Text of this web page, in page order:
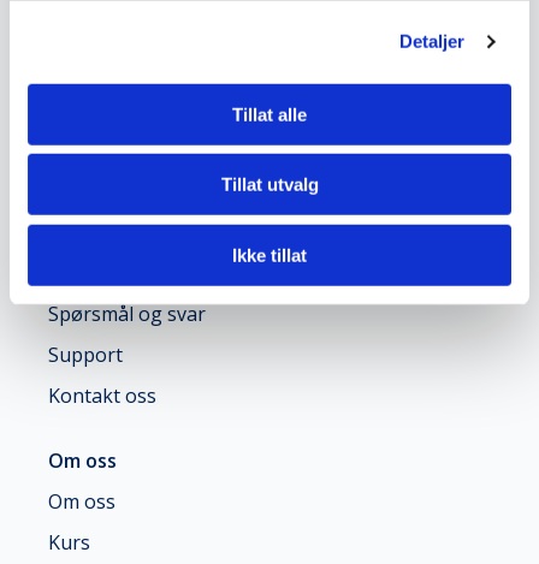
Detaljer
Tillat alle
Tillat utvalg
Ikke tillat
Timeregistrering
ROI-analyse
Spørsmål og svar
Support
Kontakt oss
Om oss
Om oss
Kurs